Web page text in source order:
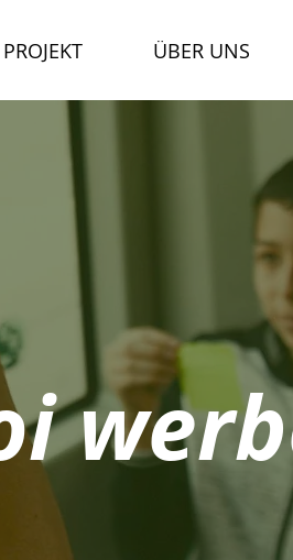
PROJEKT ÜBER UNS